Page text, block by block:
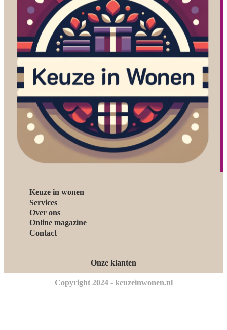
Keuze in wonen
Services
Over ons
Online magazine
Contact
Onze klanten
Copyright 2024 - keuzeinwonen.nl